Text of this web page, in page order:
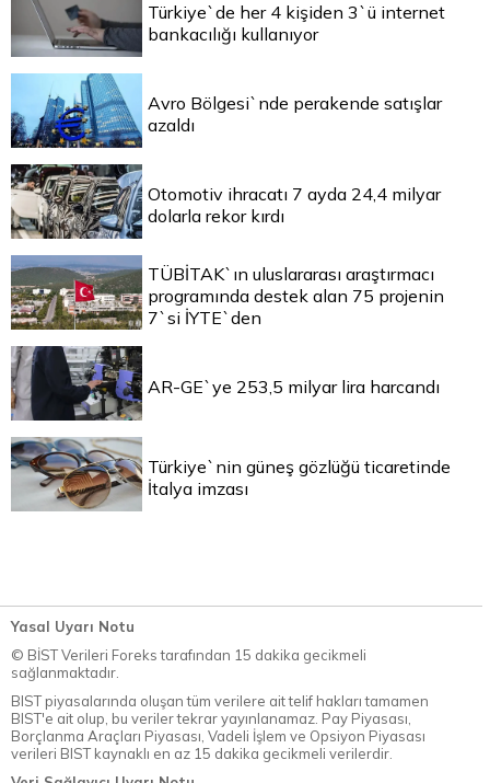
Türkiye`de her 4 kişiden 3`ü internet
bankacılığı kullanıyor
Avro Bölgesi`nde perakende satışlar
azaldı
Otomotiv ihracatı 7 ayda 24,4 milyar
dolarla rekor kırdı
TÜBİTAK`ın uluslararası araştırmacı
programında destek alan 75 projenin
7`si İYTE`den
AR-GE`ye 253,5 milyar lira harcandı
Türkiye`nin güneş gözlüğü ticaretinde
İtalya imzası
Yasal Uyarı Notu
© BİST Verileri Foreks tarafından 15 dakika gecikmeli
sağlanmaktadır.
BIST piyasalarında oluşan tüm verilere ait telif hakları tamamen
BIST'e ait olup, bu veriler tekrar yayınlanamaz. Pay Piyasası,
Borçlanma Araçları Piyasası, Vadeli İşlem ve Opsiyon Piyasası
verileri BIST kaynaklı en az 15 dakika gecikmeli verilerdir.